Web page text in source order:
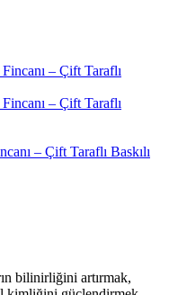
– Çift Taraflı Baskılı
bilinirliğini artırmak,